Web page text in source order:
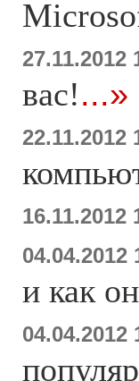
27.11.2012
вас!...»
22.11.2012
16.11.2012
04.04.2012
и как
04.04.2012